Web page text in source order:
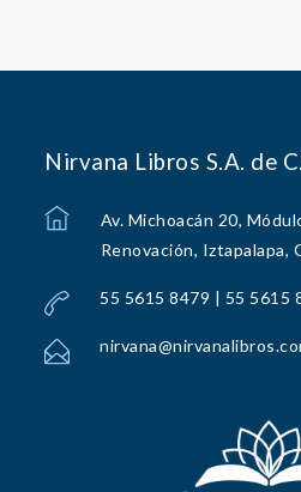
Nirvana Libros S.A. de
Av. Michoacán 20,
Renovación, Iztapalapa,
55 5615 8479 | 55 5615